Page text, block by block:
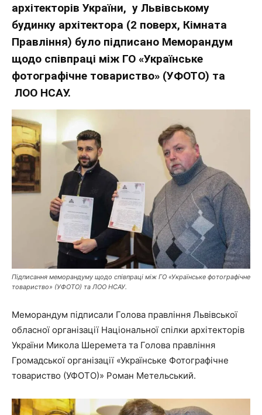
архітекторів України, у Львівському
будинку архітектора (2 поверх, Кімната
Правління) було підписано Меморандум
щодо співпраці між ГО «Українське
фотографічне товариство» (УФОТО) та
ЛОО НСАУ.
Підписання меморандуму щодо співпраці між ГО «Українське фотографічне
товариство» (УФОТО) та ЛОО НСАУ.
Меморандум підписали Голова правління Львівської
обласної організації Національної спілки архітекторів
України Микола Шеремета та Голова правління
Громадської організації «Українське Фотографічне
товариство (УФОТО)» Роман Метельський.